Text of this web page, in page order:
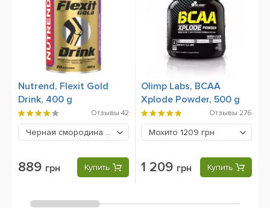
Nutrend, Flexit Gold
Drink, 400 g
Отзывы 42
Черная смородина
889 грн
889 грн Купить
Olimp Labs, BCAA
Xplode Powder, 500 g
Отзывы 276
Мохито 1209 грн
1 209 грн Купить